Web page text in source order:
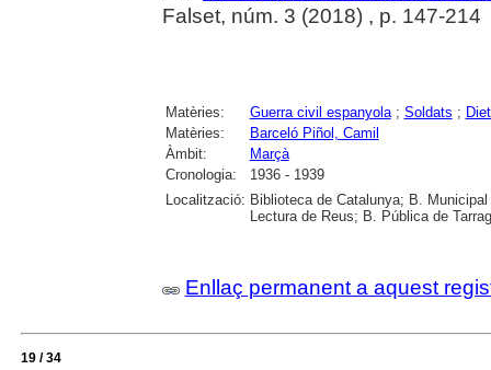
Falset, núm. 3 (2018) , p. 147-214
Matèries: Guerra civil espanyola; Soldats ;
Matèries:
Barceló Piñol, Camil
Àmbit:
Marçà
Cronologia:
1936 - 1939
Localització: Biblioteca de Catalunya; B.
Lectura de Reus; B. Pública de
Enllaç permanent a aquest
19 / 34